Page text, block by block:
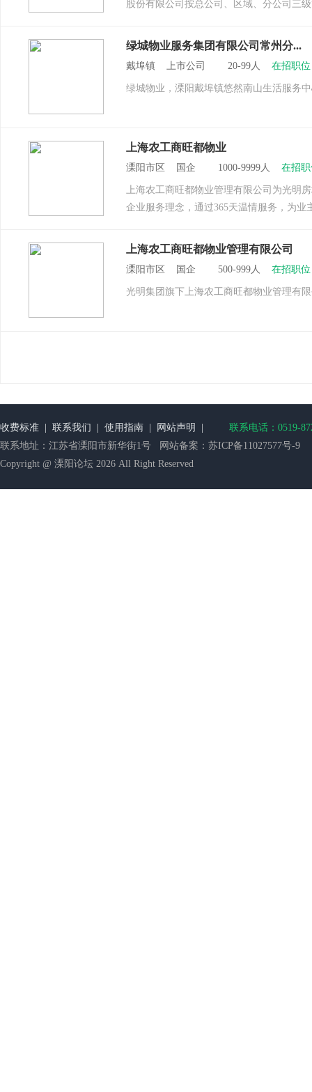
股份有限公司按总公司、区域、分公司三
绿城物业服务集团有限公司常州分...
戴埠镇 上市公司 20-99人 在招职
绿城物业，溧阳戴埠镇悠然南山生活服务
上海农工商旺都物业
溧阳市区 国企 1000-9999人 在招
上海农工商旺都物业管理有限公司为光明
企业服务理念，通过365天温情服务，为
上海农工商旺都物业管理有限公司
溧阳市区 国企 500-999人 在招职
光明集团旗下上海农工商旺都物业管理有
收费标准 联系我们 使用指南 网站声明
联系电话：0519-
联系地址：江苏省溧阳市新华街1号 网站备案： 苏ICP备11027577号-9
Copyright @ 溧阳论坛 2026 All Right Reserved